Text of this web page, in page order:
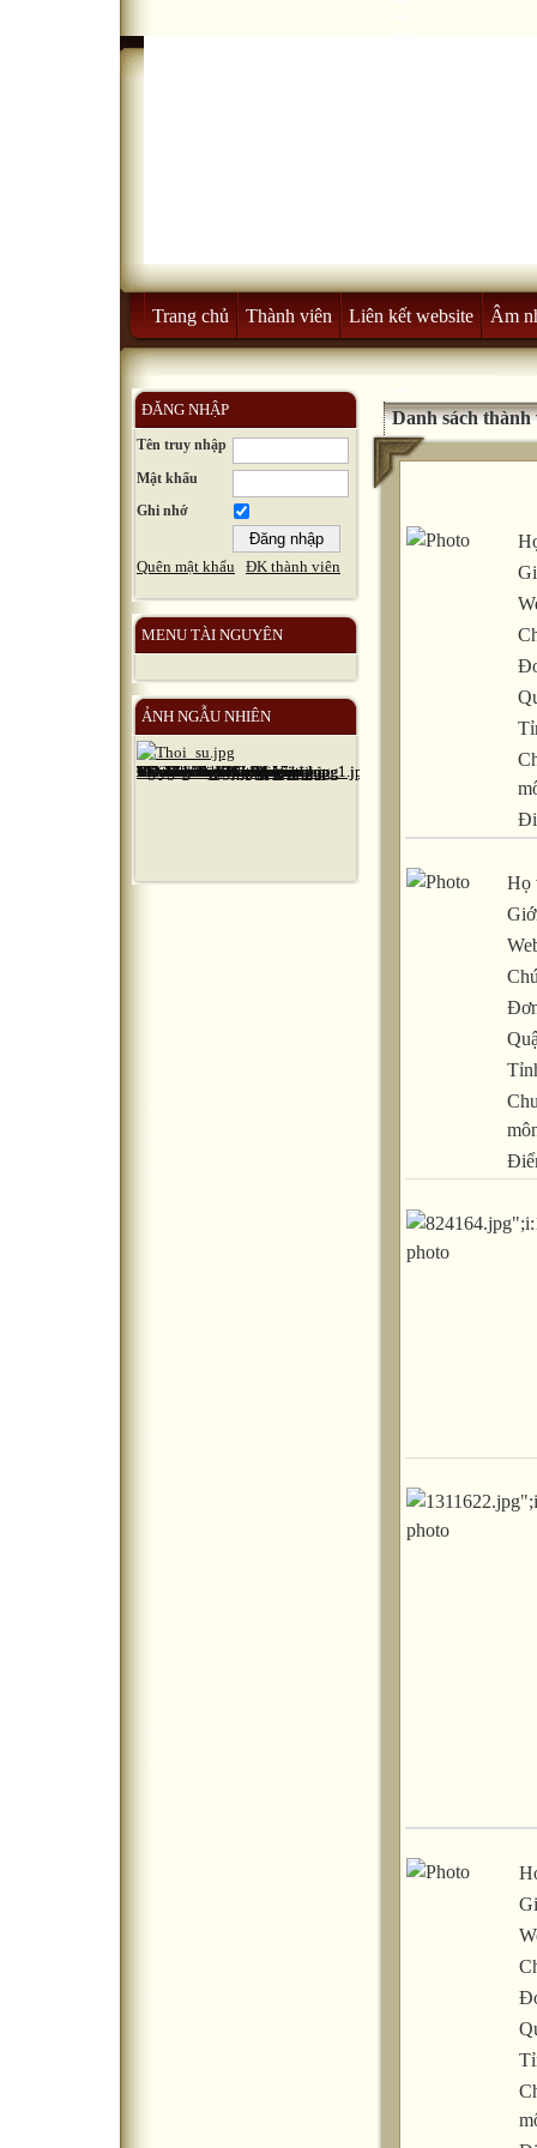
Trang chủ Thành viên Liên kết website Âm
ĐĂNG NHẬP
Tên truy nhập
Mật khẩu
Ghi nhớ
Quên mật khẩu ĐK thành viên
MENU TÀI NGUYÊN
ẢNH NGẪU NHIÊN
Danh sách thành
Họ